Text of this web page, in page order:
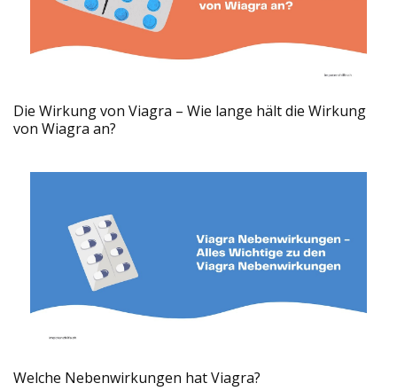
Die Wirkung von Viagra – Wie lange hält die Wirkung
von Wiagra an?
Welche Nebenwirkungen hat Viagra?